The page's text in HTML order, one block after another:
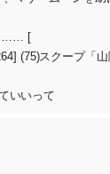
…… [
(75)スクープ「
いいって